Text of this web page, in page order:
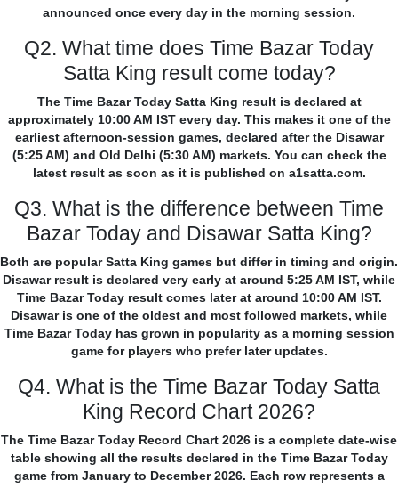
announced once every day in the morning session.
Q2. What time does Time Bazar Today
Satta King result come today?
The Time Bazar Today Satta King result is declared at
approximately 10:00 AM IST every day. This makes it one of the
earliest afternoon-session games, declared after the Disawar
(5:25 AM) and Old Delhi (5:30 AM) markets. You can check the
latest result as soon as it is published on a1satta.com.
Q3. What is the difference between Time
Bazar Today and Disawar Satta King?
Both are popular Satta King games but differ in timing and origin.
Disawar result is declared very early at around 5:25 AM IST, while
Time Bazar Today result comes later at around 10:00 AM IST.
Disawar is one of the oldest and most followed markets, while
Time Bazar Today has grown in popularity as a morning session
game for players who prefer later updates.
Q4. What is the Time Bazar Today Satta
King Record Chart 2026?
The Time Bazar Today Record Chart 2026 is a complete date-wise
table showing all the results declared in the Time Bazar Today
game from January to December 2026. Each row represents a